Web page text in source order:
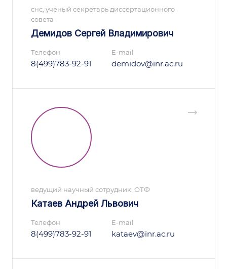
снс, ученый секретарь диссертационного
совета
Демидов Сергей Владимирович
Телефон
8(499)783-92-91
E-mail
demidov@inr.ac.ru
ведущий научный сотрудник, ОТФ
Катаев Андрей Львович
Телефон
8(499)783-92-91
E-mail
kataev@inr.ac.ru